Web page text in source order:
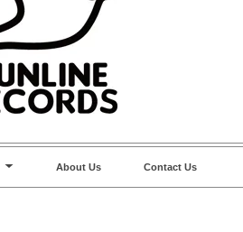
About Us Contact Us